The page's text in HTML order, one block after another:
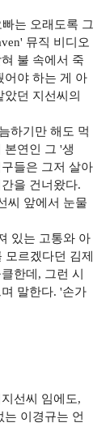
는 오래도록 그
뮤직 비디오
불 속에서 죽
어야 하는 게 아
던 지선씨의
하기만 해도 먹
본연인 그 '생
들은 그저 살아
을 건너왔다.
씨 앞에서 눈물
있는 고통와 아
르겠다던 김제
한데, 그런 시
말한다. '손가
선씨 임에도,
이경규는 언